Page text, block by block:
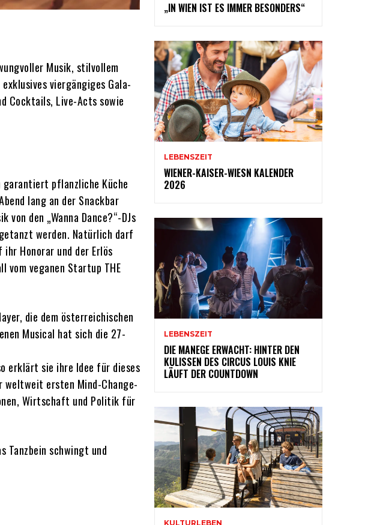
Musik, stilvollem
viergängiges Gala-
Cocktails, Live-Acts sowie
garantiert pflanzliche Küche
lang an der Snackbar
den „Wanna Dance?“-DJs
werden. Natürlich darf
Honorar und der Erlös
veganen Startup THE
die dem österreichischen
Musical hat sich die 27-
erklärt sie ihre Idee für dieses
weltweit ersten Mind-Change-
Wirtschaft und Politik für
Tanzbein schwingt und
„IN WIEN IST ES IMMER BESONDERS“
LEBENSZEIT
WIENER-KAISER-WIESN KALENDER
2026
LEBENSZEIT
DIE MANEGE ERWACHT: HINTER DEN
KULISSEN DES CIRCUS LOUIS KNIE
LÄUFT DER COUNTDOWN
KULTURLEBEN